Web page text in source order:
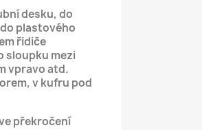
desku, do
plastového
řidiče
sloupku mezi
vpravo atd.
v kufru pod
překročení